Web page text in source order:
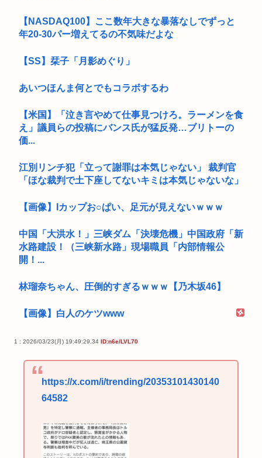
【NASDAQ100】ここ数年大きな暴落なしでずっと
年20-30パー増えてるの不気味だよな
【SS】栞子「月影めぐり」
あいつほんま何とでもコラボするわ
【米国】「泣き言やめて仕事見つけろ。ラーメンを食
え」議員らの投稿にバンス氏が猛反発…ブリトーの
価...
江別リンチ犯「立って謝罪は本気じゃない」 裁判官
「ほな裁判で土下座してないキミは本気じゃないな」
【画像】Iカップお○ぱい、足元が見えないｗｗｗ
中国「大洪水！」三峡ダム「決壊危機」中国政府「新
水路建設！（三峡新水路」現場職員「内部情報公
開！...
林瑠奈ちゃん、圧倒的すぎるｗｗｗ【乃木坂46】
【画像】白人のケツwww
1 : 2026/03/23(月) 19:49:29.34 ID:n6e/LVL70
https://x.com/i/trending/20353101430140
64582